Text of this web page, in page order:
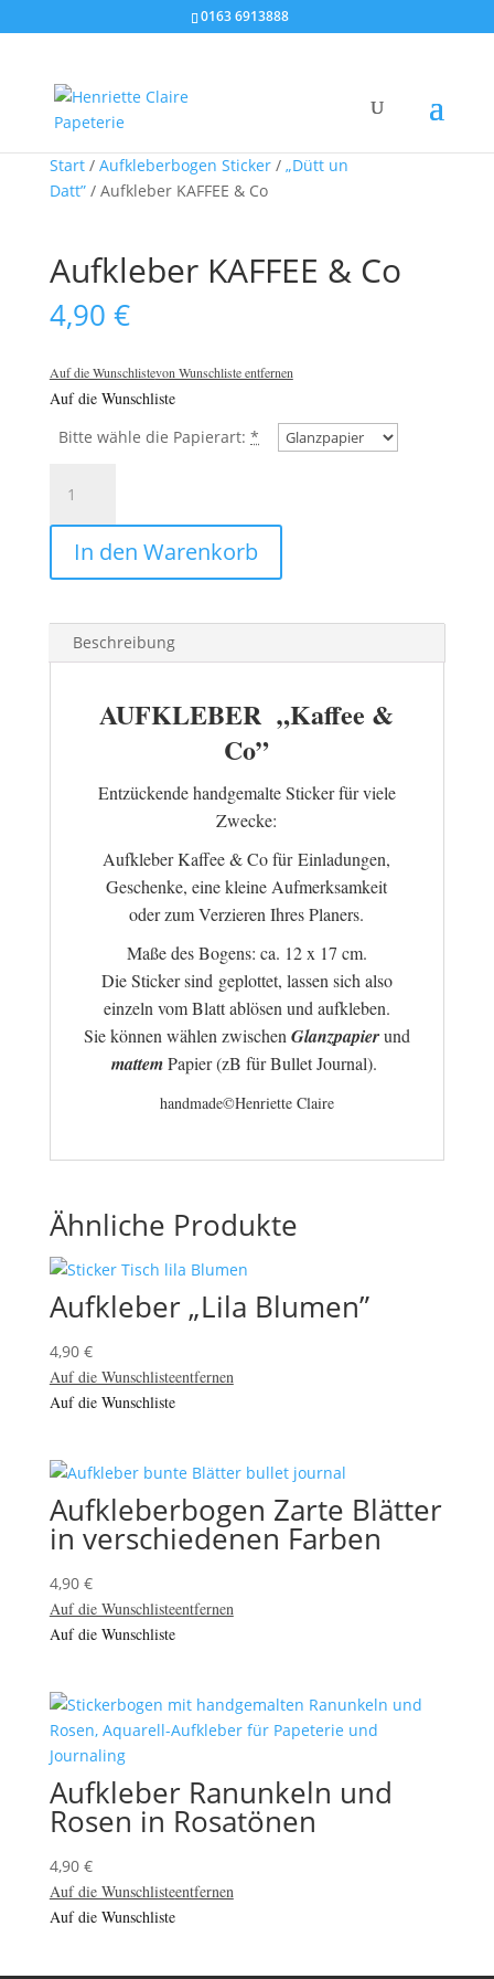
0163 6913888
Start/ Aufkleberbogen Sticker/ „Dütt un
Datt”/ Aufkleber KAFFEE & Co
Aufkleber KAFFEE & Co
4,90 €
Auf die Wunschlistevon Wunschliste entfernen
Auf die Wunschliste
Bitte wähle die Papierart: *
KAFFEE
&
Menge
In den Warenkorb
Beschreibung
AUFKLEBER „Kaffee &
Co”
Entzückende handgemalte Sticker für viele
Zwecke:
Aufkleber Kaffee & Co für Einladungen,
Geschenke, eine kleine Aufmerksamkeit
oder zum Verzieren Ihres Planers.
Maße des Bogens: ca. 12 x 17 cm.
Die Sticker sind geplottet, lassen sich also
einzeln vom Blatt ablösen und aufkleben.
Sie können wählen zwischen Glanzpapierund
mattemPapier (zB für Bullet Journal).
handmade©Henriette Claire
Ähnliche Produkte
Aufkleber „Lila Blumen”
4,90 €
Auf die Wunschlisteentfernen
Auf die Wunschliste
Aufkleberbogen Zarte Blätter
in verschiedenen Farben
4,90 €
Auf die Wunschlisteentfernen
Auf die Wunschliste
Aufkleber Ranunkeln und
Rosen in Rosatönen
4,90 €
Auf die Wunschlisteentfernen
Auf die Wunschliste